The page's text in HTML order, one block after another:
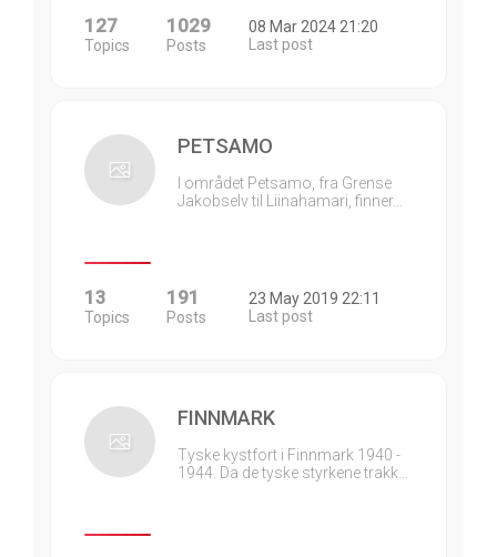
127
Topics
1029
Posts
08 Mar 2024 21:20
Last post
PETSAMO
I området Petsamo, fra Grense
Jakobselv til Liinahamari, finner…
13
Topics
191
Posts
23 May 2019 22:11
Last post
FINNMARK
Tyske kystfort i Finnmark 1940 -
1944. Da de tyske styrkene trakk…